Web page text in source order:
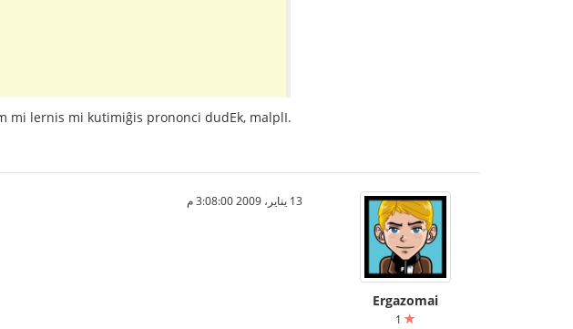
mi lernis mi kutimiĝis prononci dudEk, malplI.
Ergazomai
13 يناير، 2009 3:08:00 م